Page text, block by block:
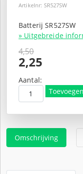
Artikelnr: SR527SW
Batterij SR527SW
» Uitgebreide
4,50
prijs
was:
€4,50.
2,25
Huidige
prijs
is:
€2,25.
Aantal:
Omschrijving